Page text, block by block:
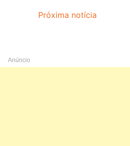
Próxima notícia
Anúncio